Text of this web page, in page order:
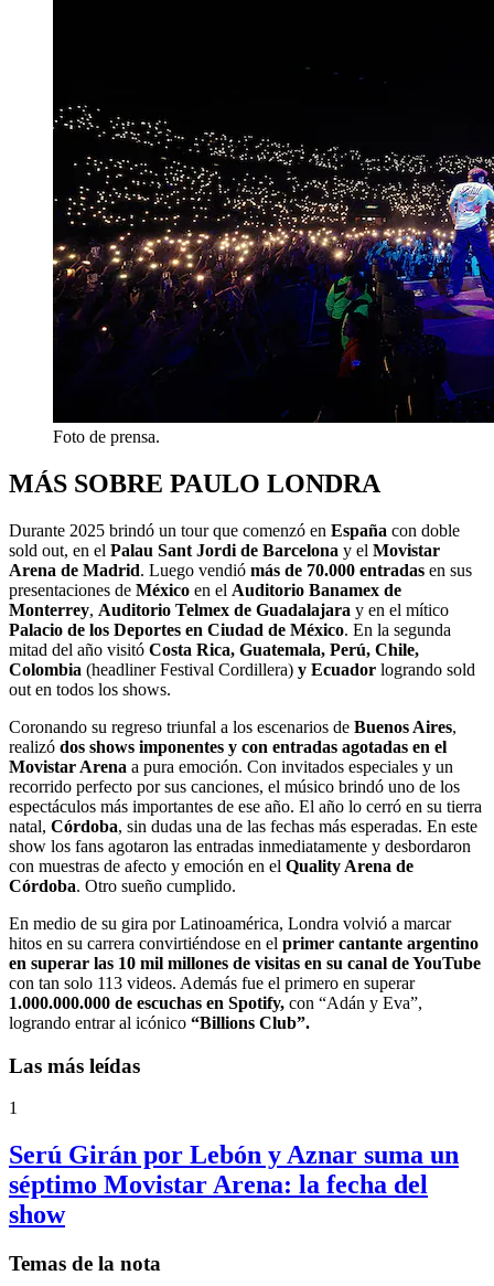
Foto de prensa.
MÁS SOBRE PAULO LONDRA
Durante 2025 brindó un tour que comenzó en España con doble
sold out, en el Palau Sant Jordi de Barcelona y el Movistar
Arena de Madrid. Luego vendió más de 70.000 entradas en sus
presentaciones de México en el Auditorio Banamex de
Monterrey, Auditorio Telmex de Guadalajara y en el mítico
Palacio de los Deportes en Ciudad de México. En la segunda
mitad del año visitó Costa Rica, Guatemala, Perú, Chile,
Colombia (headliner Festival Cordillera) y Ecuador logrando sold
out en todos los shows.
Coronando su regreso triunfal a los escenarios de Buenos Aires,
realizó dos shows imponentes y con entradas agotadas en el
Movistar Arena a pura emoción. Con invitados especiales y un
recorrido perfecto por sus canciones, el músico brindó uno de los
espectáculos más importantes de ese año. El año lo cerró en su tierra
natal, Córdoba, sin dudas una de las fechas más esperadas. En este
show los fans agotaron las entradas inmediatamente y desbordaron
con muestras de afecto y emoción en el Quality Arena de
Córdoba. Otro sueño cumplido.
En medio de su gira por Latinoamérica, Londra volvió a marcar
hitos en su carrera convirtiéndose en el primer cantante argentino
en superar las 10 mil millones de visitas en su canal de YouTube
con tan solo 113 videos. Además fue el primero en superar
1.000.000.000 de escuchas en Spotify, con “Adán y Eva”,
logrando entrar al icónico “Billions Club”.
Las más leídas
1
Serú Girán por Lebón y Aznar suma un
séptimo Movistar Arena: la fecha del
show
Temas de la nota